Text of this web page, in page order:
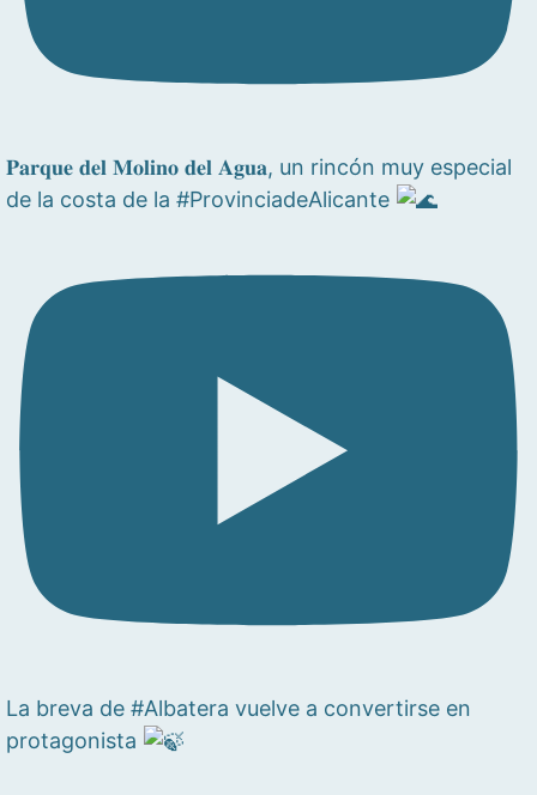
𝐏𝐚𝐫𝐪𝐮𝐞 𝐝𝐞𝐥 𝐌𝐨𝐥𝐢𝐧𝐨 𝐝𝐞𝐥 𝐀𝐠𝐮𝐚, un rincón muy especial
de la costa de la #ProvinciadeAlicante
La breva de #Albatera vuelve a convertirse en
protagonista